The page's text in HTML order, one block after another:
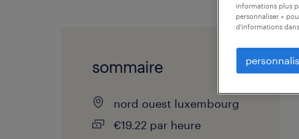
sommaire
nord ouest luxembourg
€19.22 par heure
informations plus
personnaliser »
d'informations